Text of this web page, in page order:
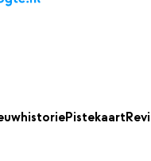
Pistekaart